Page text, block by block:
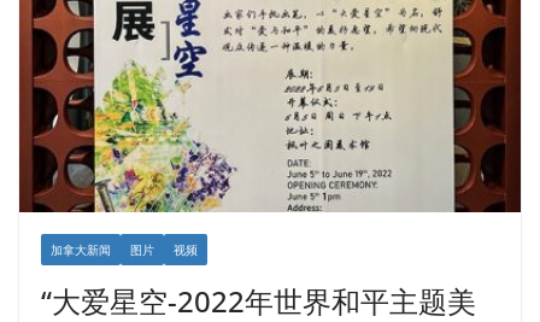
加拿大新闻 图片 视频
“大爱星空-2022年世界和平主题美